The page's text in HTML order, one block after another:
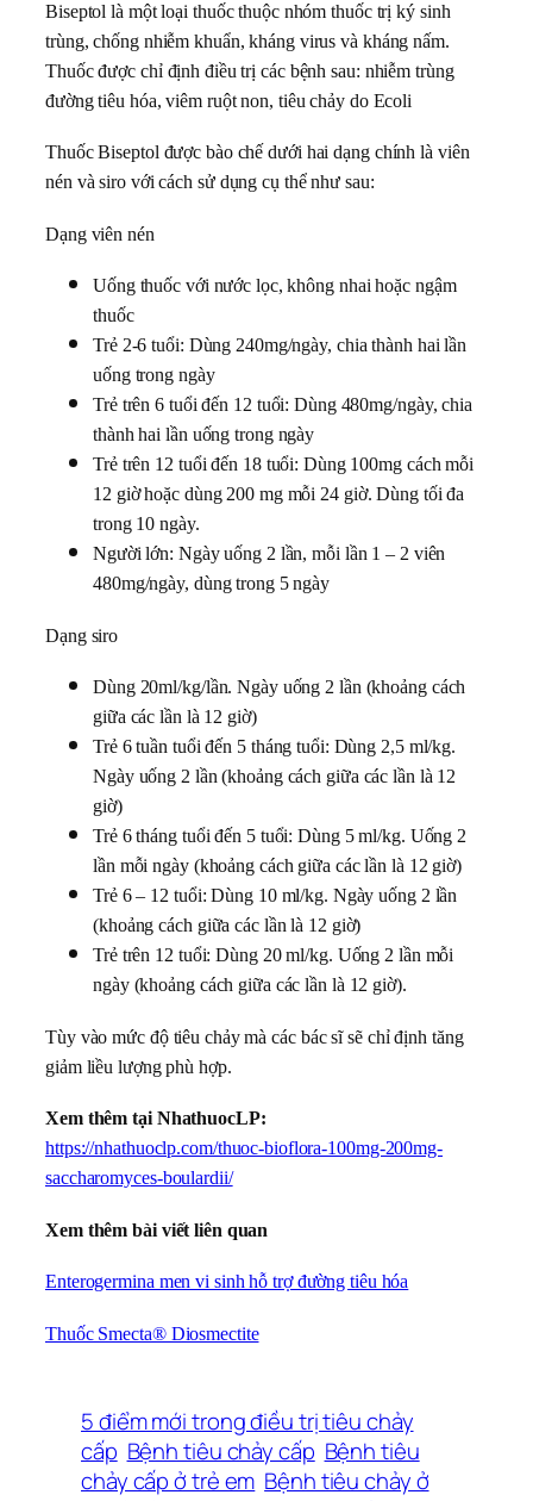
Biseptol là một loại thuốc thuộc nhóm thuốc trị ký sinh
trùng, chống nhiễm khuẩn, kháng virus và kháng nấm.
Thuốc được chỉ định điều trị các bệnh sau: nhiễm trùng
đường tiêu hóa, viêm ruột non, tiêu chảy do Ecoli
Thuốc Biseptol được bào chế dưới hai dạng chính là viên
nén và siro với cách sử dụng cụ thể như sau:
Dạng viên nén
Uống thuốc với nước lọc, không nhai hoặc ngậm
thuốc
Trẻ 2-6 tuổi: Dùng 240mg/ngày, chia thành hai lần
uống trong ngày
Trẻ trên 6 tuổi đến 12 tuổi: Dùng 480mg/ngày, chia
thành hai lần uống trong ngày
Trẻ trên 12 tuổi đến 18 tuổi: Dùng 100mg cách mỗi
12 giờ hoặc dùng 200 mg mỗi 24 giờ. Dùng tối đa
trong 10 ngày.
Người lớn: Ngày uống 2 lần, mỗi lần 1 – 2 viên
480mg/ngày, dùng trong 5 ngày
Dạng siro
Dùng 20ml/kg/lần. Ngày uống 2 lần (khoảng cách
giữa các lần là 12 giờ)
Trẻ 6 tuần tuổi đến 5 tháng tuổi: Dùng 2,5 ml/kg.
Ngày uống 2 lần (khoảng cách giữa các lần là 12
giờ)
Trẻ 6 tháng tuổi đến 5 tuổi: Dùng 5 ml/kg. Uống 2
lần mỗi ngày (khoảng cách giữa các lần là 12 giờ)
Trẻ 6 – 12 tuổi: Dùng 10 ml/kg. Ngày uống 2 lần
(khoảng cách giữa các lần là 12 giờ)
Trẻ trên 12 tuổi: Dùng 20 ml/kg. Uống 2 lần mỗi
ngày (khoảng cách giữa các lần là 12 giờ).
Tùy vào mức độ tiêu chảy mà các bác sĩ sẽ chỉ định tăng
giảm liều lượng phù hợp.
Xem thêm tại NhathuocLP:
https://nhathuoclp.com/thuoc-bioflora-100mg-200mg-
saccharomyces-boulardii/
Xem thêm bài viết liên quan
Enterogermina men vi sinh hỗ trợ đường tiêu hóa
Thuốc Smecta® Diosmectite
5 điểm mới trong điều trị tiêu chảy
cấp Bệnh tiêu chảy cấp Bệnh tiêu
chảy cấp ở trẻ em Bệnh tiêu chảy ở